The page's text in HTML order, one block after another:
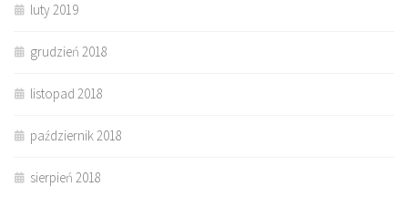
luty 2019
grudzień 2018
listopad 2018
październik 2018
sierpień 2018